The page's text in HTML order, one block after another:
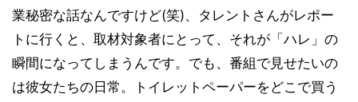
業秘密な話なんですけど(笑)、タレントさんがレポー
トに行くと、取材対象者にとって、それが「ハレ」の
瞬間になってしまうんです。でも、番組で見せたいの
は彼女たちの日常。トイレットペーパーをどこで買う